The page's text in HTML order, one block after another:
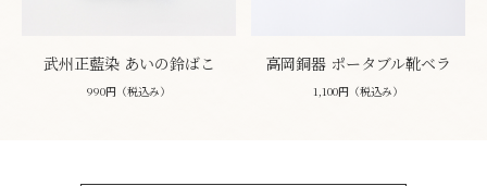
武州正藍染 あいの鈴ばこ
990円（税込み）
高岡銅器 ポータブル靴ベラ
1,100円（税込み）